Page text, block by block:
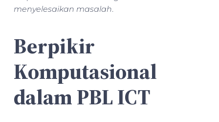
menyelesaikan masalah.
Berpikir
Komputasional
dalam PBL ICT